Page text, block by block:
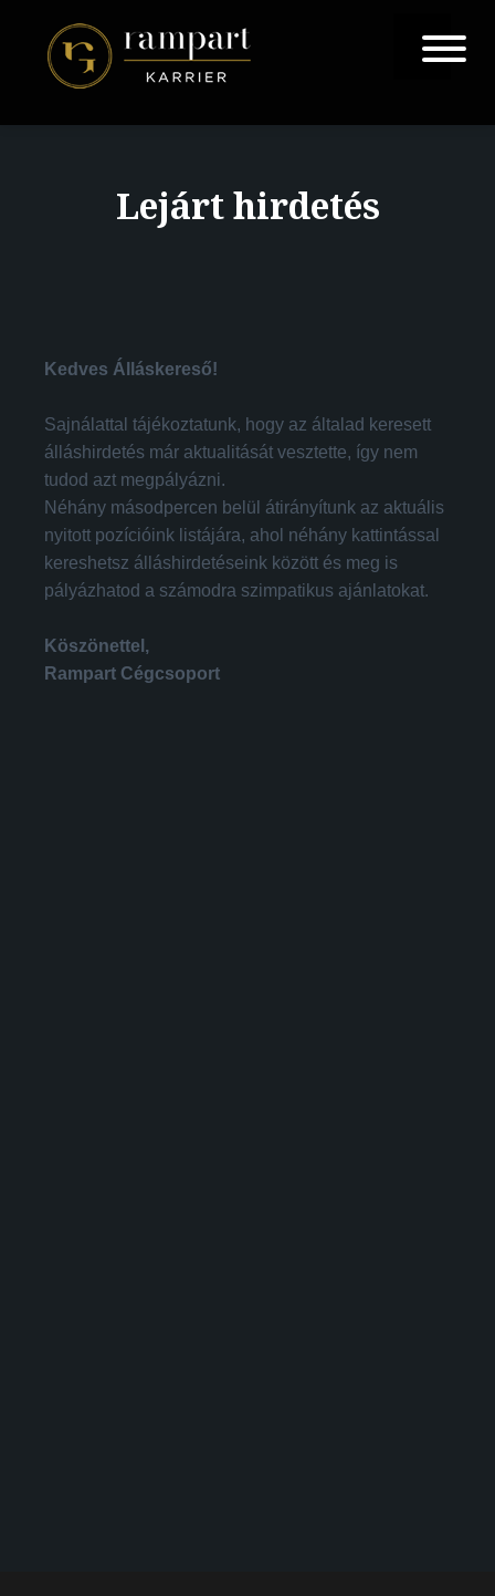
Lejárt hirdetés
Kedves Álláskereső!
Sajnálattal tájékoztatunk, hogy az általad keresett
álláshirdetés már aktualitását vesztette, így nem
tudod azt megpályázni.
Néhány másodpercen belül átirányítunk az aktuális
nyitott pozícióink listájára, ahol néhány kattintással
kereshetsz álláshirdetéseink között és meg is
pályázhatod a számodra szimpatikus ajánlatokat.
Köszönettel,
Rampart Cégcsoport